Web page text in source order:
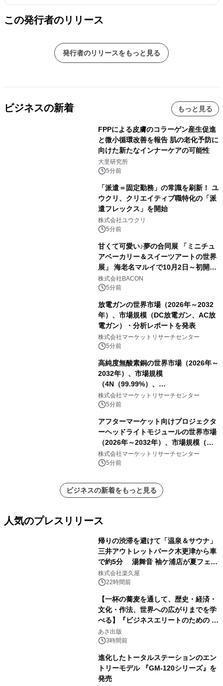
この発行者のリリース
発行者のリリースをもっと見る
ビジネスの新着 もっと見る
FPPによる皮膚のコラーゲン産生促進
と微小循環改善を報告 肌の老化予防に
向けた新たなインナーケアの可能性
大里研究所
5分前
「派遣＝固定勤務」の常識を刷新！ ユ
ウクリ、クリエイティブ職特化の「派
遣フレックス」を開始
株式会社ユウクリ
5分前
甘くて可愛い♪夢の合同展 「ミニチュ
アベーカリー＆スイーツアートの世界
展」 海老名マルイで10月2日～初開
催！
株式会社BACON
5分前
放電ガンの世界市場（2026年～2032
年）、市場規模（DC放電ガン、AC放
電ガン）・分析レポートを発表
株式会社マーケットリサーチセンター
5分前
高純度無酸素銅の世界市場（2026年～
2032年）、市場規模
（4N（99.99%）、
4N5（99.995%）、5N（99.999%）、
5N5（99.9995%））・分析レポート
株式会社マーケットリサーチセンター
5分前
アフターマーケット向けプロジェクタ
ーヘッドライトモジュールの世界市場
（2026年～2032年）、市場規模（シ
ングルダイレクトビーム、デュアルダ
イレクトビーム、その他）・分析レポ
株式会社マーケットリサーチセンター
5分前
ビジネスの新着をもっと見る
人気のプレスリリース
帰りの渋滞を避けて「温泉＆サウナ」
三井アウトレットパーク木更津から車
で約5分 湯舞音 袖ケ浦店が夏フェア
メニューを提供
株式会社楽久屋
22時間前
【一杯の蕎麦を通して、歴史・経済・
文化・作法、世界への広がりまでを学
べる】『ビジネスエリートのための 教
養としての蕎麦』2026年8月25日
（火）発売
あさ出版
3時間前
進化したトータルステーションのエン
トリーモデル 『GM-120シリーズ』を
発売